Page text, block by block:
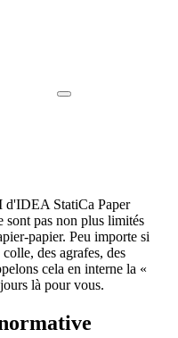
d'IDEA StatiCa Paper
sont pas non plus limités
papier. Peu importe si
des agrafes, des
cela en interne la «
là pour vous.